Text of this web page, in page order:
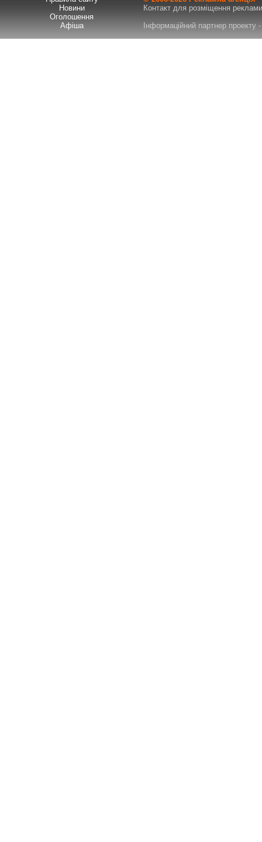
Новини
Оголошення
Афіша
Контакт для розміщення
Інформаційний партнер проекту